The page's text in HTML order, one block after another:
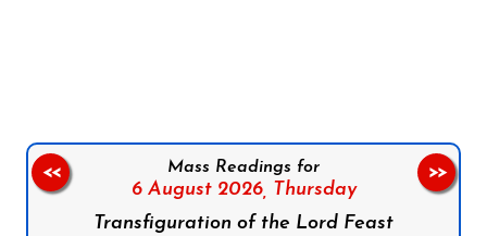
Mass Readings for
6 August 2026,
Thursday
Transfiguration of the Lord Feast
<< >>